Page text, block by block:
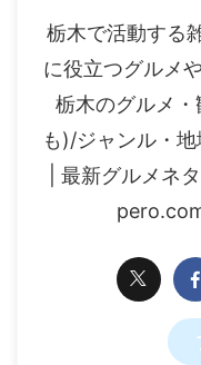
栃木で活動する
に役立つグルメ
栃木のグルメ
も)/ジャンル・
| 最新グルメネ